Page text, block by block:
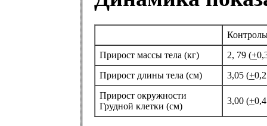
Прирост массы тела (кг)
2, 79 (+
Прирост длины тела (см)
3,05 (+
Прирост окружности
Грудной клетки (см)
3,00 (+